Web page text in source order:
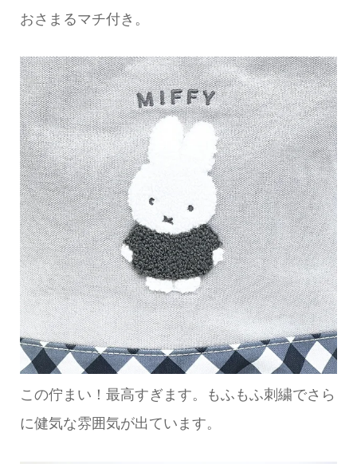
おさまるマチ付き。
この佇まい！最高すぎます。もふもふ刺繍でさら
に健気な雰囲気が出ています。